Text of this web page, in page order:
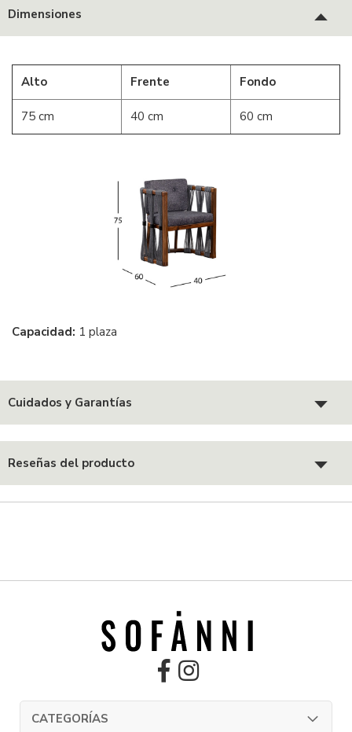
Dimensiones
Alto Frente Fondo
75 cm 40 cm 60 cm
Capacidad: 1 plaza
Cuidados y Garantías
Reseñas del producto
CATEGORÍAS